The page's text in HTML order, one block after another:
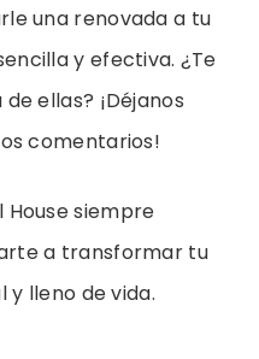
una renovada a tu
y efectiva. ¿Te
ellas? ¡Déjanos
comentarios!
House siempre
a transformar tu
y lleno de vida.